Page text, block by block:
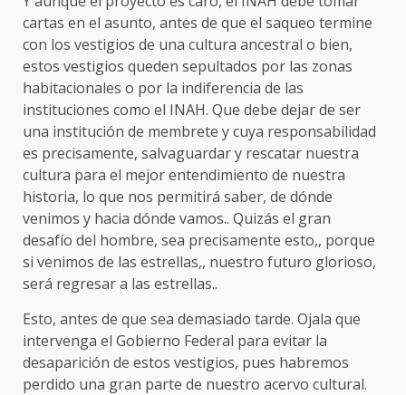
cartas en el asunto, antes de que el saqueo termine
con los vestigios de una cultura ancestral o bien,
estos vestigios queden sepultados por las zonas
habitacionales o por la indiferencia de las
instituciones como el INAH. Que debe dejar de ser
una institución de membrete y cuya responsabilidad
es precisamente, salvaguardar y rescatar nuestra
cultura para el mejor entendimiento de nuestra
historia, lo que nos permitirá saber, de dónde
venimos y hacia dónde vamos.. Quizás el gran
desafío del hombre, sea precisamente esto,, porque
si venimos de las estrellas,, nuestro futuro glorioso,
será regresar a las estrellas..
Esto, antes de que sea demasiado tarde. Ojala que
intervenga el Gobierno Federal para evitar la
desaparición de estos vestigios, pues habremos
perdido una gran parte de nuestro acervo cultural.